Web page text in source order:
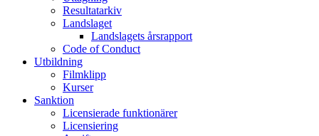
Resultatarkiv
Landslaget
Landslagets årsrapport
Code of Conduct
Utbildning
Filmklipp
Kurser
Sanktion
Licensierade funktionärer
Licensiering